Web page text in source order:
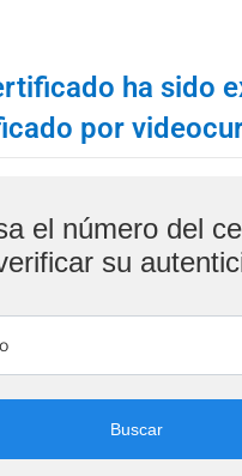
ha sido
por
el número del
su
Buscar